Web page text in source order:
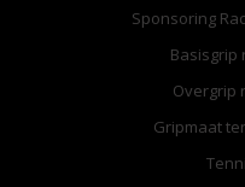
Sponsoring
Basisgrip
Overgrip
Gripmaat